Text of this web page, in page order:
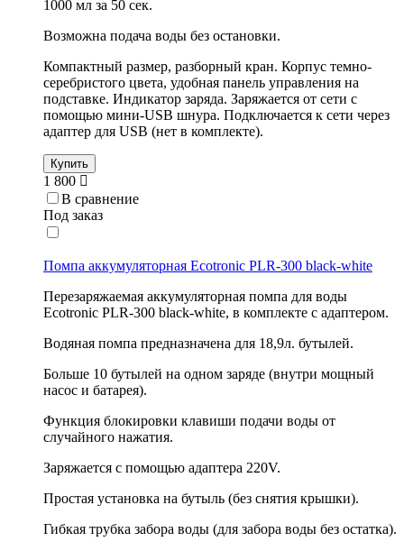
1000 мл за 50 сек.
Возможна подача воды без остановки.
Компактный размер, разборный кран. Корпус темно-
серебристого цвета, удобная панель управления на
подставке. Индикатор заряда. Заряжается от сети с
помощью мини-USB шнура. Подключается к сети через
адаптер для USB (нет в комплекте).
Купить
1 800
В сравнение
Под заказ
Помпа аккумуляторная Ecotronic PLR-300 black-white
Перезаряжаемая аккумуляторная помпа для воды
Ecotronic PLR-300 black-white, в комплекте с адаптером.
Водяная помпа предназначена для 18,9л. бутылей.
Больше 10 бутылей на одном заряде (внутри мощный
насос и батарея).
Функция блокировки клавиши подачи воды от
случайного нажатия.
Заряжается с помощью адаптера 220V.
Простая установка на бутыль (без снятия крышки).
Гибкая трубка забора воды (для забора воды без остатка).